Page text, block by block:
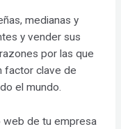
medianas y
y vender sus
por las que
factor clave de
el mundo.
web de tu empresa